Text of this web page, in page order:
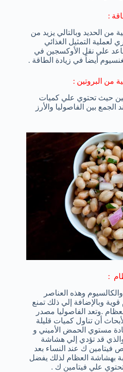
:
من الحديد وبالتالي يزيد من
التمثيل الغذائي
علي نقل الأوكسجين في
أيضاً في زيادة الطاقة .
من البروتين :
حيث تحتوي علي كميات
الجمع بين الفاصوليا والأرز
:
وهذه العناصر
وبالإضافة إلي ذلك تمنع
.وتعد الفاصوليا مصدر
أن تناول كميات قليلة
مستوي الحمض الأميني و
قد تؤدي إلي هشاشة
فيتامين ك عند النساء بعد
بهشاشة العظام لذلك يفضل
تحتوي علي فيتامين ك .